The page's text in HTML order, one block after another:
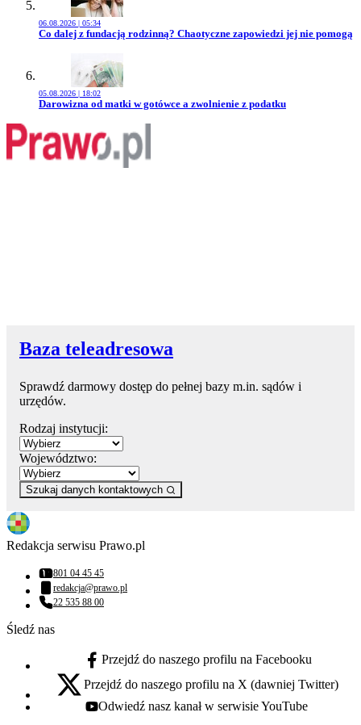
06.08.2026 | 05:34
Przejdź do artykułu:
Co dalej z fundacją rodzinną? Chaotyczne zapowiedzi jej nie pomogą
05.08.2026 | 18:02
Przejdź do artykułu:
Darowizna od matki w gotówce a zwolnienie z podatku
Baza teleadresowa
Sprawdź darmowy dostęp do pełnej bazy m.in. sądów i
urzędów.
Rodzaj instytucji:
Województwo:
Szukaj danych kontaktowych
Redakcja serwisu Prawo.pl
Numer telefonu:
801 04 45 45
Adres email:
redakcja@prawo.pl
Numer telefonu:
22 535 88 00
Śledź nas
facebook - otwiera się w nowej karcie
Przejdź do naszego profilu na Facebooku
x - otwiera się w nowej karcie
Przejdź do naszego profilu na X (dawniej Twitter)
youtube - otwiera się w nowej karcie
Odwiedź nasz kanał w serwisie YouTube